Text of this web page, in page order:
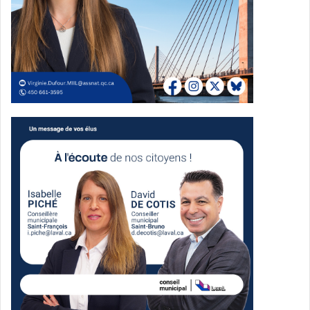
L’avis de proposition avait été déposé le 5 mai par Louise
Lortie, conseillère municipale de Marc-Aurèle-Fortin. Le
texte demandait au comité exécutif de mandater la
direction générale afin de mettre en œuvre un projet
visant à offrir gratuitement des produits d’hygiène
menstruelle, par un déploiement progressif dans les
centres communautaires de la Ville.
L’avis proposait aussi que la mise en œuvre se fasse en
collaboration avec la Table de concertation de Laval en
condition féminine afin d’identifier les meilleures
pratiques.
Une démarche appuyée par
plusieurs élues
La proposition a été appuyée par Aline Dib, conseillère